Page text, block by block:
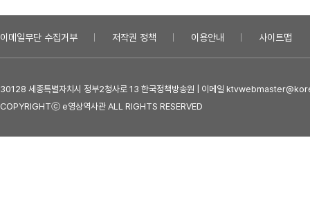
이메일무단 수집거부 저작권 정책 이용안내 사이트맵
30128 세종특별자치시 정부2청사로 13 한국정책방송원 | 이메일
COPYRIGHTⓒ e영상역사관 ALL RIGHTS RESERVED